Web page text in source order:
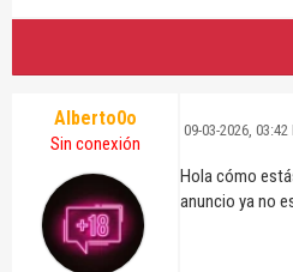
Alberto0o
Sin conexión
09-03-2026, 03:42
Hola cómo
anuncio ya no